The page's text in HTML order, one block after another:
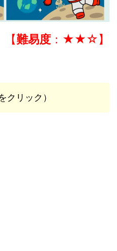
【難易度 ：★★☆】
クリック）